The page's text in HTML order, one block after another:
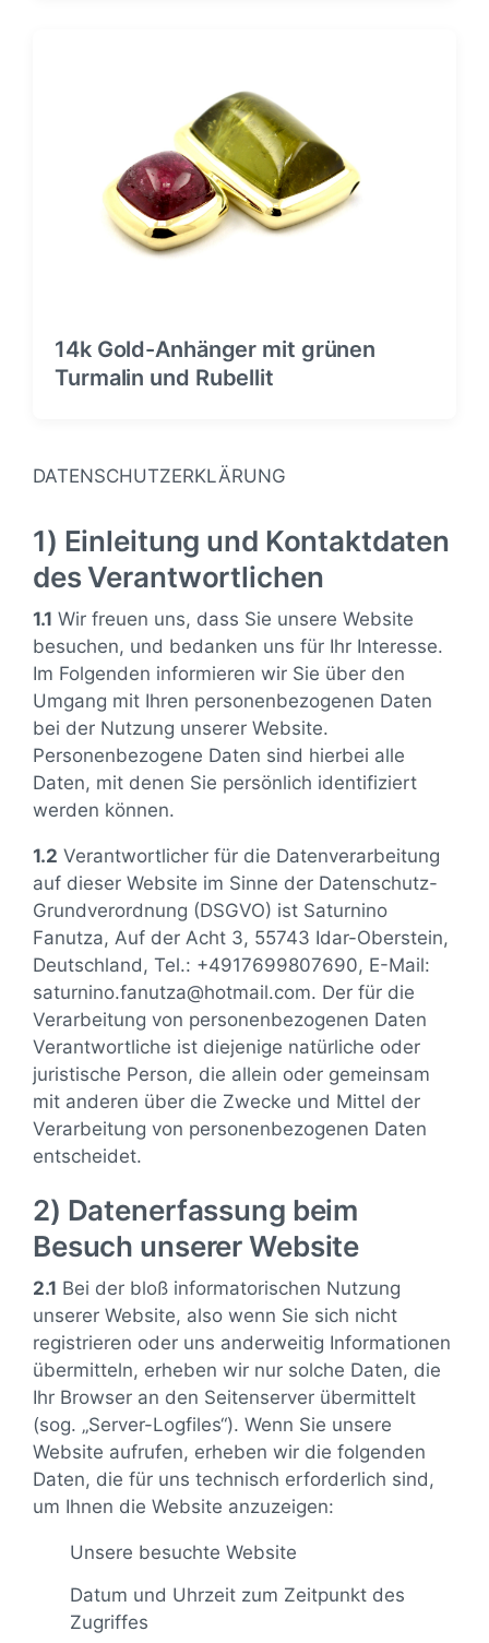
14k Gold-Anhänger mit grünen
Turmalin und Rubellit
DATENSCHUTZERKLÄRUNG
1) Einleitung und Kontaktdaten
des Verantwortlichen
1.1 Wir freuen uns, dass Sie unsere Website
besuchen, und bedanken uns für Ihr Interesse.
Im Folgenden informieren wir Sie über den
Umgang mit Ihren personenbezogenen Daten
bei der Nutzung unserer Website.
Personenbezogene Daten sind hierbei alle
Daten, mit denen Sie persönlich identifiziert
werden können.
1.2 Verantwortlicher für die Datenverarbeitung
auf dieser Website im Sinne der Datenschutz-
Grundverordnung (DSGVO) ist Saturnino
Fanutza, Auf der Acht 3, 55743 Idar-Oberstein,
Deutschland, Tel.: +4917699807690, E-Mail:
saturnino.fanutza@hotmail.com. Der für die
Verarbeitung von personenbezogenen Daten
Verantwortliche ist diejenige natürliche oder
juristische Person, die allein oder gemeinsam
mit anderen über die Zwecke und Mittel der
Verarbeitung von personenbezogenen Daten
entscheidet.
2) Datenerfassung beim
Besuch unserer Website
2.1 Bei der bloß informatorischen Nutzung
unserer Website, also wenn Sie sich nicht
registrieren oder uns anderweitig Informationen
übermitteln, erheben wir nur solche Daten, die
Ihr Browser an den Seitenserver übermittelt
(sog. „Server-Logfiles“). Wenn Sie unsere
Website aufrufen, erheben wir die folgenden
Daten, die für uns technisch erforderlich sind,
um Ihnen die Website anzuzeigen:
Unsere besuchte Website
Datum und Uhrzeit zum Zeitpunkt des
Zugriffes